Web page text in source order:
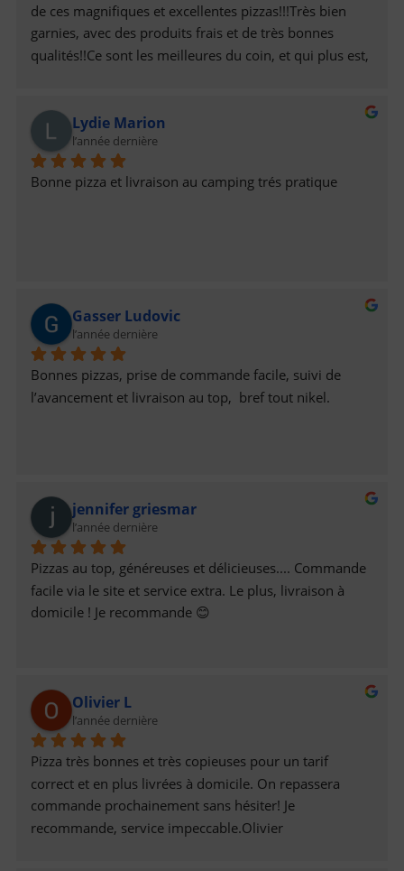
de ces magnifiques et excellentes pizzas!!!Très bien
garnies, avec des produits frais et de très bonnes
qualités!!Ce sont les meilleures du coin, et qui plus est,
Eux, 👏Désormais nous sommes de nouveaux clients,
et comptons bien continuer à nous régaler!!😋N’hésitez
pas à tester, elles sont justes incroyables 😻Belle
continuation à Eux, ainsi qu’à vous Tous😚Valérie
Lydie Marion
l’année dernière
Bonne pizza et livraison au camping trés pratique
Gasser Ludovic
l’année dernière
Bonnes pizzas, prise de commande facile, suivi de
l’avancement et livraison au top,  bref tout nikel.
jennifer griesmar
l’année dernière
Pizzas au top, généreuses et délicieuses.... Commande
facile via le site et service extra. Le plus, livraison à
domicile ! Je recommande 😊
Olivier L
l’année dernière
Pizza très bonnes et très copieuses pour un tarif
correct et en plus livrées à domicile. On repassera
commande prochainement sans hésiter! Je
recommande, service impeccable.Olivier